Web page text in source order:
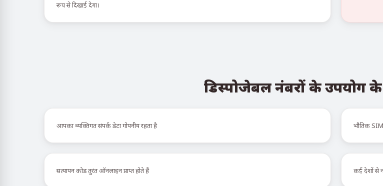
रूप से दिखाई देगा।
डिस्पोजेबल नंबरों के उपयोग के
आपका व्यक्तिगत संपर्क डेटा गोपनीय रहता है भौतिक
सत्यापन कोड तुरंत ऑनलाइन प्राप्त होते हैं कई देशों से